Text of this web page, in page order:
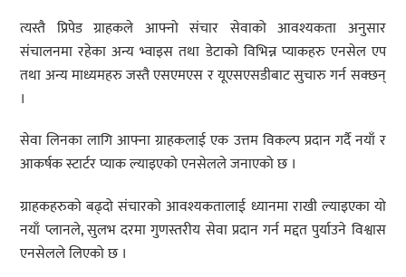
त्यस्तै प्रिपेड ग्राहकले आफ्नो संचार सेवाको आवश्यकता अनुसार
संचालनमा रहेका अन्य भ्वाइस तथा डेटाको विभिन्न प्याकहरु एनसेल एप
तथा अन्य माध्यमहरु जस्तै एसएमएस र यूएसएसडीबाट सुचारु गर्न सक्छन्
।
सेवा लिनका लागि आफ्ना ग्राहकलाई एक उत्तम विकल्प प्रदान गर्दै नयाँ र
आकर्षक स्टार्टर प्याक ल्याइएको एनसेलले जनाएको छ ।
ग्राहकहरुको बढ्दो संचारको आवश्यकतालाई ध्यानमा राखी ल्याइएका यो
नयाँ प्लानले, सुलभ दरमा गुणस्तरीय सेवा प्रदान गर्न मद्दत पुर्याउने विश्वास
एनसेलले लिएको छ ।